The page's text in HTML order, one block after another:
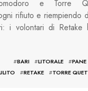
e Torre
rifiuto e riempiendo
i volontari di Retake
#BARI #LITORALE #
#RETAKE #TORRE